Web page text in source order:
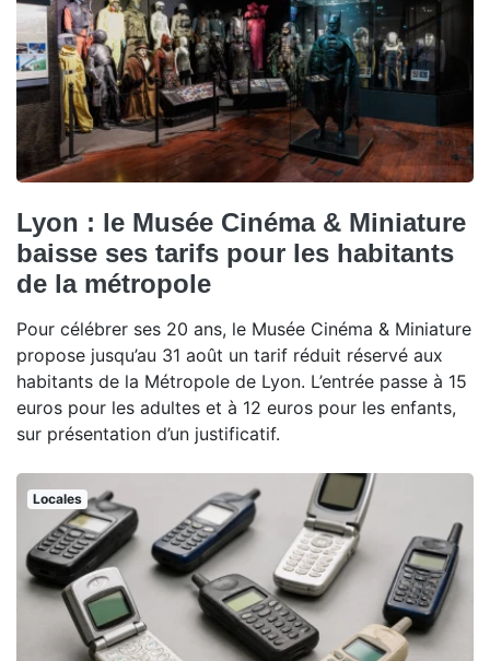
Lyon : le Musée Cinéma & Miniature
baisse ses tarifs pour les habitants
de la métropole
Pour célébrer ses 20 ans, le Musée Cinéma & Miniature
propose jusqu’au 31 août un tarif réduit réservé aux
habitants de la Métropole de Lyon. L’entrée passe à 15
euros pour les adultes et à 12 euros pour les enfants,
sur présentation d’un justificatif.
Locales